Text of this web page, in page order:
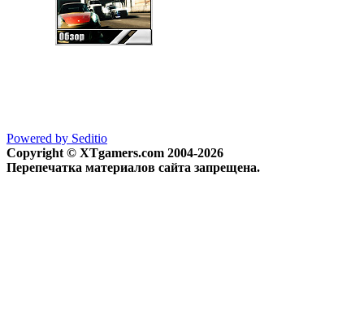
Powered by Seditio
Copyright © XTgamers.com 2004-2026
Перепечатка материалов сайта запрещена.